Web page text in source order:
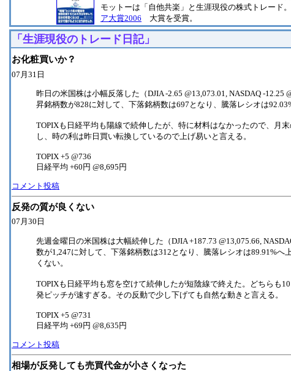
モットーは「自他共楽」と生涯現役の株式トレード
ア大賞2006 大賞を受賞。
「生涯現役のトレード日記」
お化粧買いか？
07月31日
昨日の米国株は小幅反落した（DJIA -2.65 @13,073.01, NASDAQ -
昇銘柄数が828に対して、下落銘柄数は697となり、騰落レシオは
TOPIXも日経平均も陽線で続伸したが、特に材料はなかったので、月
し、時の利は昨日買い転換しているので上げ易いと言える。
TOPIX +5 @736
日経平均 +60円 @8,695円
コメント投稿
反発の質が良くない
07月30日
先週金曜日の米国株は大幅続伸した（DJIA +187.73 @13,075.66,
数が1,247に対して、下落銘柄数は312となり、騰落レシオは89.91%
くない。
TOPIXも日経平均も窓を空けて続伸したが短陰線で終えた。どちらも
発ピッチが速すぎる。その反動で少し下げても自然な動きと言える。
TOPIX +5 @731
日経平均 +69円 @8,635円
コメント投稿
相場が反発しても売買代金が小さくなった